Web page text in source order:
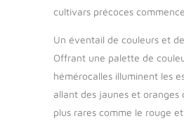
cultivars précoces
Un éventail de couleurs et
Offrant une palette de
hémérocalles illuminent les
allant des jaunes et oranges
plus rares comme le rouge